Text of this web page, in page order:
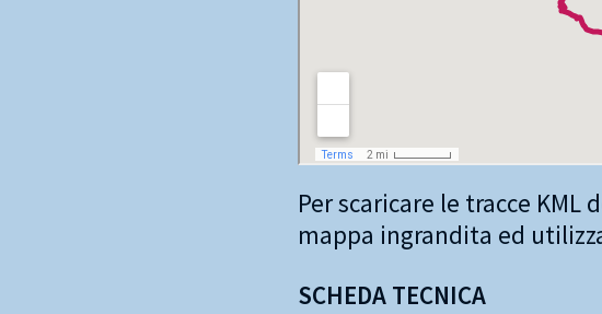
Per scaricare le tracce KML
mappa ingrandita ed
SCHEDA TECNICA